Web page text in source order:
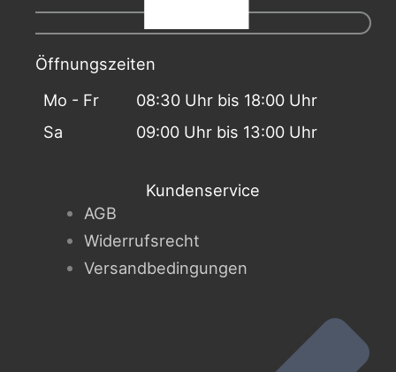
Öffnungszeiten
Mo - Fr
08:30 Uhr bis 18:00 Uhr
Sa
09:00 Uhr bis 13:00 Uhr
Kundenservice
AGB
Widerrufsrecht
Versandbedingungen